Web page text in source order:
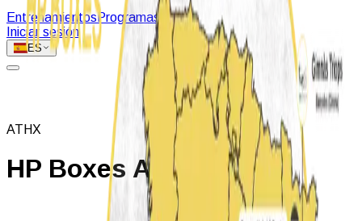
EntrenamientosProgramas
Iniciar sesión
ES
ATHX
HP Boxes ATHX